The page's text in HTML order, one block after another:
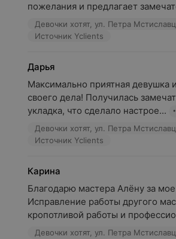
пожелания и предлагает
Девочки хотят, ул. Петра
Источник Yclients
Дарья
Максимально приятная девушка
своего дела! Получилась
укладка, что сделало настрое...
Девочки хотят, ул. Петра
Источник Yclients
Карина
Благодарю мастера Алёну за
Исправление работы другого
кропотливой работы и
Девочки хотят, ул. Петра